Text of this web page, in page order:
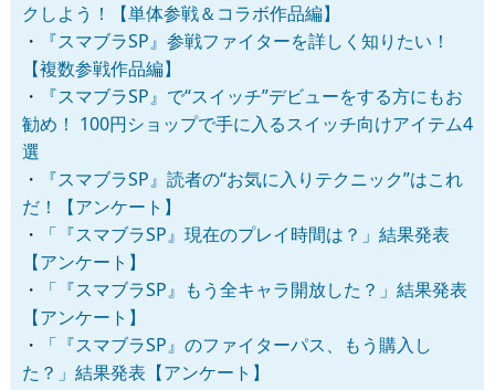
クしよう！【単体参戦＆コラボ作品編】
・
『スマブラSP』参戦ファイターを詳しく知りたい！
【複数参戦作品編】
・
『スマブラSP』で“スイッチ”デビューをする方にもお
勧め！ 100円ショップで手に入るスイッチ向けアイテム4
選
・
『スマブラSP』読者の“お気に入りテクニック”はこれ
だ！【アンケート】
・
「『スマブラSP』現在のプレイ時間は？」結果発表
【アンケート】
・
「『スマブラSP』もう全キャラ開放した？」結果発表
【アンケート】
・
「『スマブラSP』のファイターパス、もう購入し
た？」結果発表【アンケート】